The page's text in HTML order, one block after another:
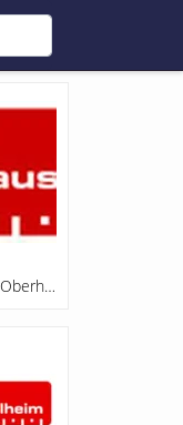
106.2 Radio Oberhausen